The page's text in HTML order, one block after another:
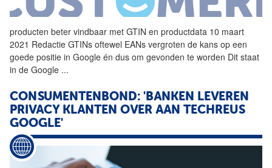
producten beter vindbaar met GTIN en productdata 10 maart
2021 Redactie GTINs oftewel EANs vergroten de kans op een
goede positie in Google én dus om gevonden te worden Dit staat
in de Google ...
CONSUMENTENBOND: 'BANKEN LEVEREN
PRIVACY KLANTEN OVER AAN TECHREUS
GOOGLE'